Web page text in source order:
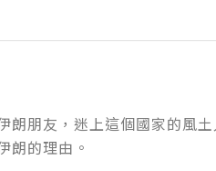
朗朋友，迷上這個國家的風
朗的理由。